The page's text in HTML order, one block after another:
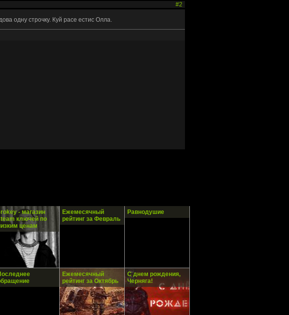
#2
одну строчку. Куй расе естис Олла.
- магазин
ключей по
ценам
Ежемесячный
рейтинг за Февраль
Равнодушие
Ежемесячный
рейтинг за Октябрь
С днем рождения,
Черняга!